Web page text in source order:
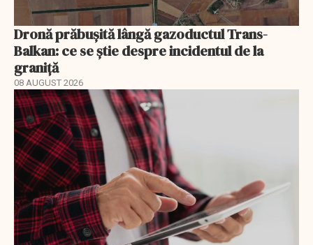
Dronă prăbușită lângă gazoductul Trans-
Balkan: ce se știe despre incidentul de la
graniță
08 AUGUST 2026